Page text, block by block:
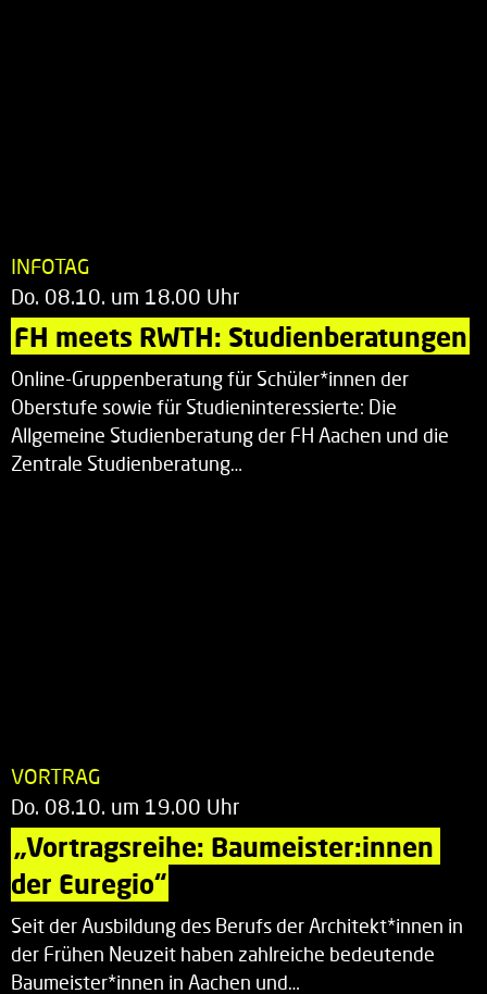
INFOTAG
Do. 08.10. um 18.00 Uhr
FH meets RWTH: Studienberatungen
Online-Gruppenberatung für Schüler*innen der
Oberstufe sowie für Studieninteressierte: Die
Allgemeine Studienberatung der FH Aachen und die
Zentrale Studienberatung…
VORTRAG
Do. 08.10. um 19.00 Uhr
„Vortragsreihe: Baumeister:innen
der Euregio“
Seit der Ausbildung des Berufs der Architekt*innen in
der Frühen Neuzeit haben zahlreiche bedeutende
Baumeister*innen in Aachen und…